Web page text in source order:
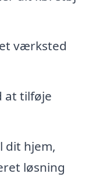
værksted
at tilføje
dit hjem,
løsning